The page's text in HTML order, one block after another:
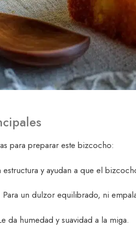
para preparar este bizcocho:
estructura y ayudan a que el
Para un dulzor equilibrado, ni
da humedad y suavidad a la miga.